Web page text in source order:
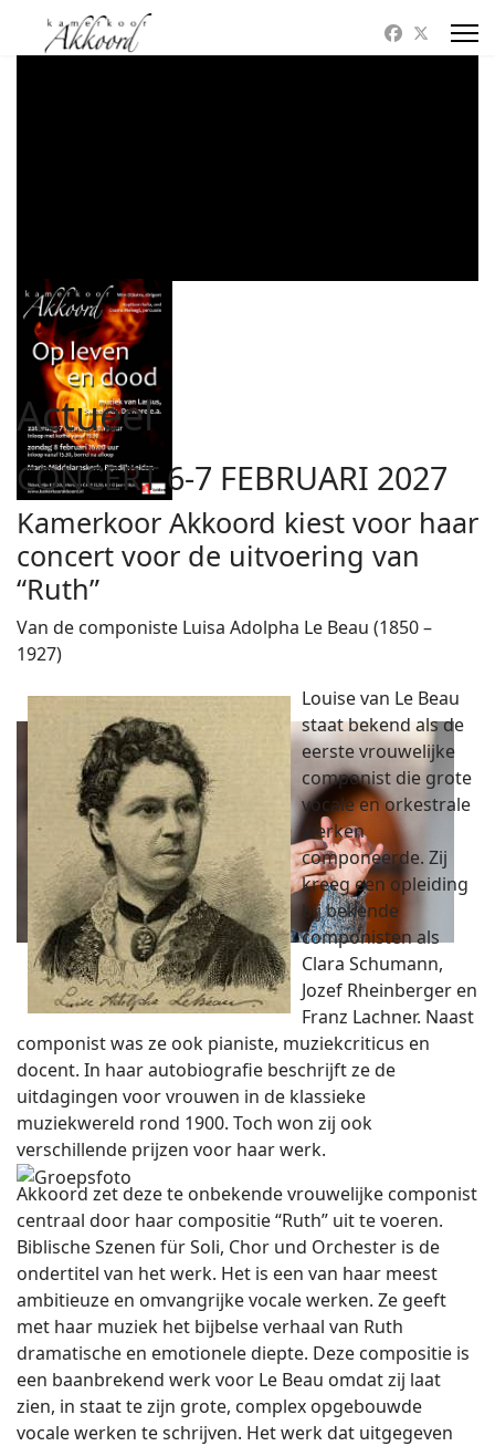
Actueel
CONCERT 6-7 FEBRUARI 2027
Kamerkoor Akkoord kiest voor haar
concert voor de uitvoering van
“Ruth”
Van de componiste Luisa Adolpha Le Beau (1850 –
1927)
Louise van Le Beau
staat bekend als de
eerste vrouwelijke
componist die grote
vocale en orkestrale
werken
componeerde. Zij
kreeg een opleiding
bij bekende
componisten als
Clara Schumann,
Jozef Rheinberger en
Franz Lachner. Naast
componist was ze ook pianiste, muziekcriticus en
docent. In haar autobiografie beschrijft ze de
uitdagingen voor vrouwen in de klassieke
muziekwereld rond 1900. Toch won zij ook
verschillende prijzen voor haar werk.
Akkoord zet deze te onbekende vrouwelijke componist
centraal door haar compositie “Ruth” uit te voeren.
Biblische Szenen für Soli, Chor und Orchester is de
ondertitel van het werk. Het is een van haar meest
ambitieuze en omvangrijke vocale werken. Ze geeft
met haar muziek het bijbelse verhaal van Ruth
dramatische en emotionele diepte. Deze compositie is
een baanbrekend werk voor Le Beau omdat zij laat
zien, in staat te zijn grote, complex opgebouwde
vocale werken te schrijven. Het werk dat uitgegeven